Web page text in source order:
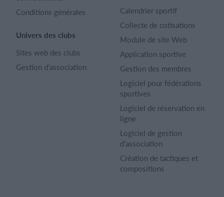
Conditions générales
Univers des clubs
Sites web des clubs
Gestion d'association
Calendrier sportif
Collecte de cotisations
Module de site Web
Application sportive
Gestion des membres
Logiciel pour fédérations
sportives
Logiciel de réservation en
ligne
Logiciel de gestion
d’association
Création de tactiques et
compositions